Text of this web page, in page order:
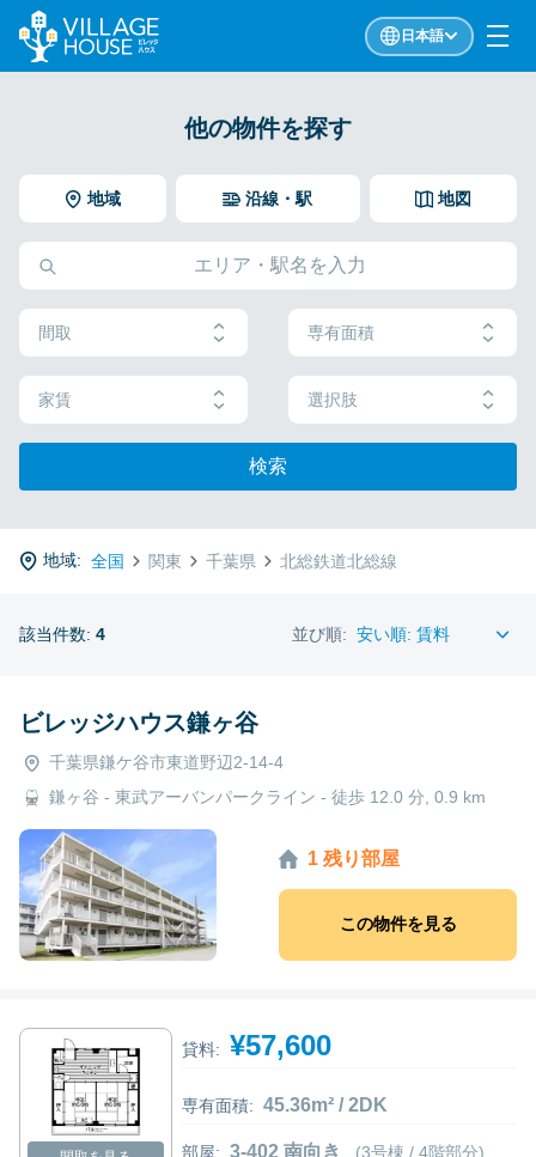
日本語
他の物件を探す
地域 地図
沿線・駅
間取 専有面積
家賃 選択肢
検索
地域: 全国 関東 千葉県 北総鉄道北総線
該当件数: 4 並び順:
ビレッジハウス鎌ヶ谷
千葉県鎌ケ谷市東道野辺2-14-4
鎌ヶ谷 - 東武アーバンパークライン - 徒歩 12.0 分, 0.9 km
1 残り部屋
この物件を見る
貸料: ¥57,600
専有面積: 45.36m² / 2DK
部屋: 3-402 南向き (3号棟 / 4階部分)